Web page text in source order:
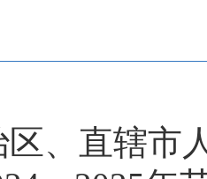
、直辖市